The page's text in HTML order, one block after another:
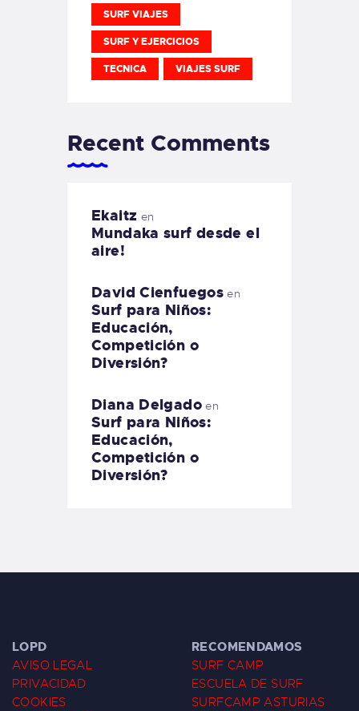
SURF VIAJES
SURF Y EJERCICIOS
TECNICA VIAJES SURF
Recent Comments
Ekaitz en
Mundaka surf desde el
aire!
David Cienfuegos en
Surf para Niños:
Educación,
Competición o
Diversión?
Diana Delgadoen
Surf para Niños:
Educación,
Competición o
Diversión?
LOPD
AVISO LEGAL
PRIVACIDAD
COOKIES
RECOMENDAMOS
SURF CAMP
ESCUELA DE SURF
SURFCAMP ASTURIAS